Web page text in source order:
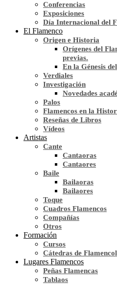
Conferencias
Exposiciones
Día Internacional del
El Flamenco
Origen e Historia
Orígenes del
previas.
En la Génesis
Verdiales
Investigación
Novedades
Palos
Flamencos en la
Reseñas de Libros
Vídeos
Artistas
Cante
Cantaoras
Cantaores
Baile
Bailaoras
Bailaores
Toque
Cuadros Flamencos
Compañías
Otros
Formación
Cursos
Cátedras de
Lugares Flamencos
Peñas Flamencas
Tablaos